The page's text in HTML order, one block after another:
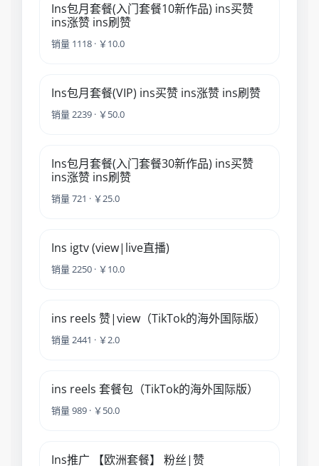
Ins包月套餐(入门套餐10新作品) ins买赞
ins涨赞 ins刷赞
销量 1118 · ￥10.0
Ins包月套餐(VIP) ins买赞 ins涨赞 ins刷赞
销量 2239 · ￥50.0
Ins包月套餐(入门套餐30新作品) ins买赞
ins涨赞 ins刷赞
销量 721 · ￥25.0
Ins igtv (view|live直播)
销量 2250 · ￥10.0
ins reels 赞|view（TikTok的海外国际版）
销量 2441 · ￥2.0
ins reels 套餐包（TikTok的海外国际版）
销量 989 · ￥50.0
Ins推广 【欧洲套餐】 粉丝|赞